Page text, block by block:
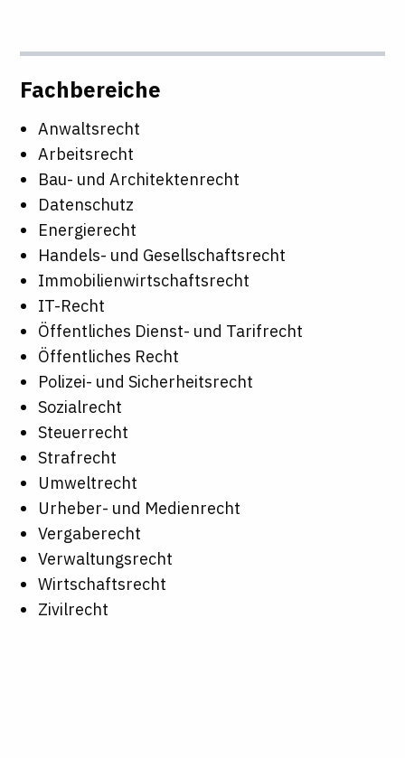
Fachbereiche
Anwaltsrecht
Arbeitsrecht
Bau- und Architektenrecht
Datenschutz
Energierecht
Handels- und Gesellschaftsrecht
Immobilienwirtschaftsrecht
IT-Recht
Öffentliches Dienst- und Tarifrecht
Öffentliches Recht
Polizei- und Sicherheitsrecht
Sozialrecht
Steuerrecht
Strafrecht
Umweltrecht
Urheber- und Medienrecht
Vergaberecht
Verwaltungsrecht
Wirtschaftsrecht
Zivilrecht